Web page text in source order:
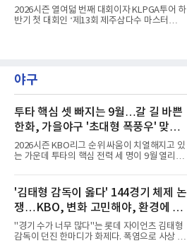
2026시즌 열여덟 번째 대회이자 KLPGA투어 하
반기 첫 대회인 ‘제13회 제주삼다수 마스터
홀에서 경기하고 있다.
야구
투타 핵심 셋 빠지는 9월…갈 길 바쁜
한화, 가을야구 '초대형 폭풍우' 맞는
다?
2026시즌 KBO리그 순위 싸움이 치열해지고 있
는 가운데 투타의 핵심 전력 세 명이 9월 열리는
화 이글스에 거센 폭풍우가 강타할 것으로 보인
다.이번 아시안게임 한국 야구대표팀에 타선의
중심인 거포 노시환과 문현빈이 승선한 데 이어,
대만 야구협회의 최종 엔트리 발표를 통해 아시
아 쿼터 최고의 히트작이자 선발진의 중추인 좌
완 에이스 왕옌청까지 차출이 확정되었다. 팀 공
격의 핵과 마운드의 핵심 자원들이 단 한꺼번에
'김태형 감독이 옳다' 144경기 체제 논
쟁…KBO, 변화 고민해야, 환경에 맞
는 경기 수가 바람직
"경기 수가 너무 많다"는 롯데 자이언츠 김태형
감독이 던진 한마디가 화제다. 폭염으로 사상 초